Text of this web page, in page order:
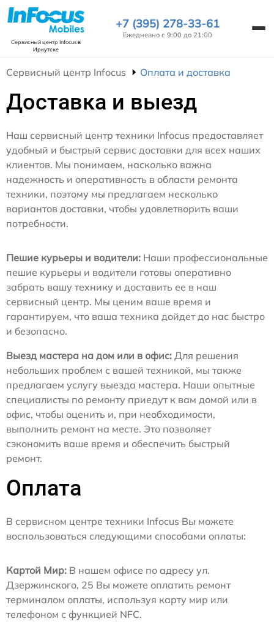
Сервисный центр Infocusв
Иркутске
+7 (395) 278-33-61
Ежедневно с 9:00 до 21:00
Сервисный центр Infocus Оплата и доставка
Доставка и выезд
Наш сервисный центр техники Infocus предоставляет
удобный и быстрый сервис доставки для всех наших
клиентов. Мы понимаем, насколько важна
надежность и оперативность в области ремонта
техники, поэтому мы предлагаем несколько
вариантов доставки, чтобы удовлетворить ваши
потребности.
Пешие курьеры и водители: Наши профессиональные
пешие курьеры и водители готовы оперативно
забрать вашу технику и доставить ее в наш
сервисный центр. Мы ценим ваше время и
гарантируем, что ваша техника дойдет до нас быстро
и безопасно.
Выезд мастера на дом или в офис: Для решения
небольших проблем с вашей техникой, мы также
предлагаем услугу выезда мастера. Наши опытные
специалисты по ремонту приедут к вам домой или в
офис, чтобы оценить и, при необходимости,
выполнить ремонт на месте. Это позволяет
сэкономить ваше время и обеспечить быстрый
ремонт.
Оплата
В сервисном центре техники Infocus Вы можете
воспользоваться следующими способами оплаты:
Картой Мир: В нашем офисе по адресу ул.
Дзержинского, 25 Вы можете оплатить ремонт
терминалом оплаты, используя карту мир или
телефоном с функцией NFC.